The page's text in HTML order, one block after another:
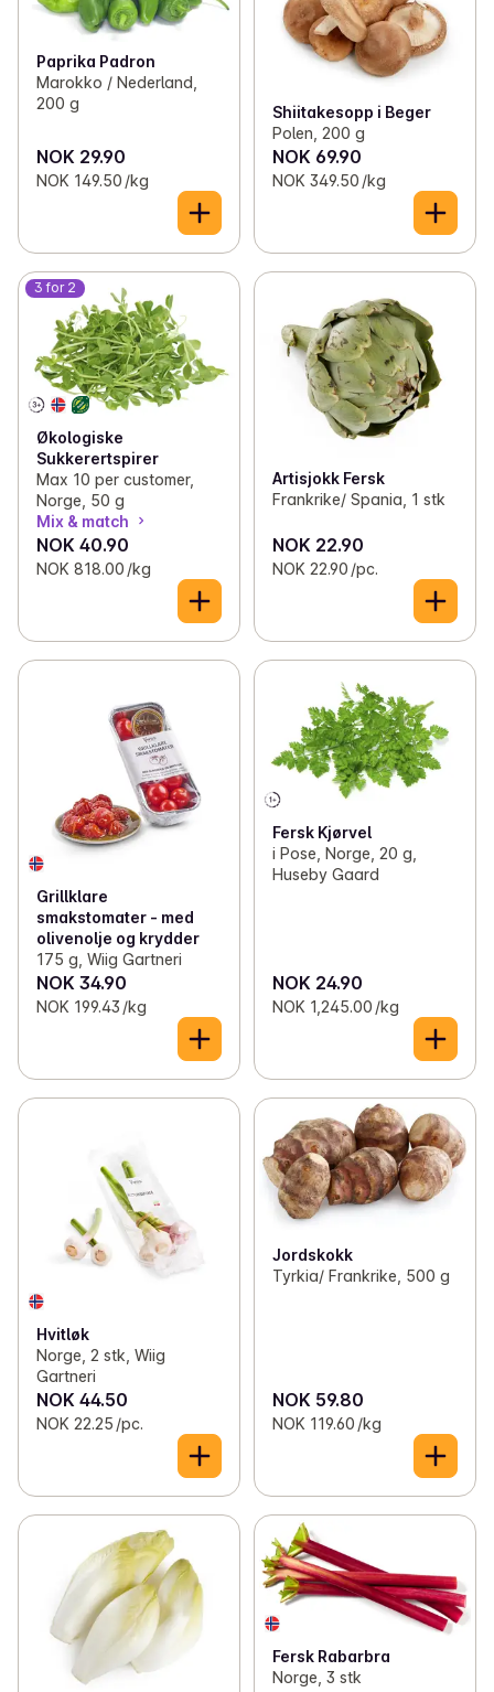
Paprika Padron
Marokko / Nederland,
200 g
NOK 29.90
NOK 149.50 /kg
Shiitakesopp i Beger
Polen, 200 g
NOK 69.90
NOK 349.50 /kg
3 for 2
Økologiske
Sukkerertspirer
Max 10 per customer,
Norge, 50 g
Mix & match
NOK 40.90
NOK 818.00 /kg
Artisjokk Fersk
Frankrike/ Spania, 1 stk
NOK 22.90
NOK 22.90 /pc.
Grillklare
smakstomater - med
olivenolje og krydder
175 g, Wiig Gartneri
NOK 34.90
NOK 199.43 /kg
Fersk Kjørvel
i Pose, Norge, 20 g,
Huseby Gaard
NOK 24.90
NOK 1,245.00 /kg
Hvitløk
Norge, 2 stk, Wiig
Gartneri
NOK 44.50
NOK 22.25 /pc.
Jordskokk
Tyrkia/ Frankrike, 500 g
NOK 59.80
NOK 119.60 /kg
Fersk Rabarbra
Norge, 3 stk